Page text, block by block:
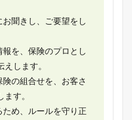
聞きし、ご要望をし
を、保険のプロとし
します。
の組合せを、お客さ
す。
め、ルールを守り正